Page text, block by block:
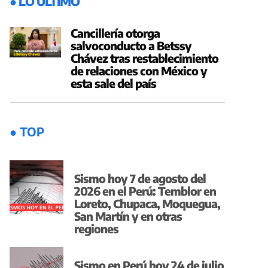
Cancillería otorga
salvoconducto a Betssy
Chávez tras restablecimiento
de relaciones con México y
esta sale del país
● TOP
Sismo hoy 7 de agosto del
2026 en el Perú: Temblor en
Loreto, Chupaca, Moquegua,
San Martín y en otras
regiones
Sismo en Perú hoy 24 de julio